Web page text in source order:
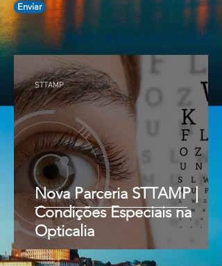
Enviar
Informação relacionada
Nova Parceria STTAMP |
Condições Especiais na
Opticalia
STTAMP